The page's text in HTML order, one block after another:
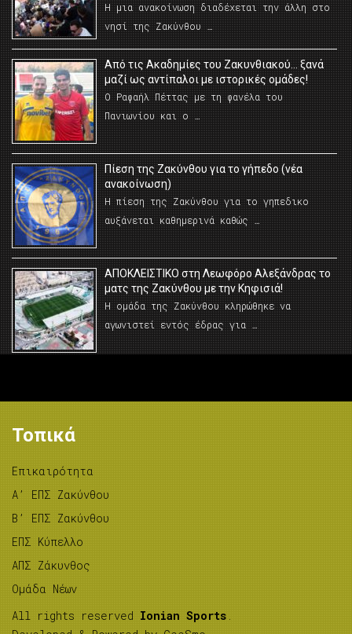
Η μια ανακοίνωση διαδέχεται την άλλη στο
νησί της Ζακύνθου …
Από τις Ακαδημίες του Ζακυνθιακού… ξανά
μαζί ως αντίπαλοι με ιστορικές ομάδες!
Ο Ραφαήλ Πέττας με τη φανέλα του
Πανιωνίου και ο …
Πίεση της Ζακύνθου για το γήπεδο (νέα
ανακοίνωση)
Η πίεση της Ζακύνθου για το γηπεδικο
αυξάνεται καθημερινά καθώς …
AΠΟΚΛΕΙΣΤΙΚΟ στη Λεωφόρο Αλεξάνδρας το
ματς της Ζακύνθου με την Κηφισιά!
Η ομάδα της Ζακύνθου κληρώθηκε να
αγωνιστεί εντός έδρας για …
Τοπικά
Επικαιρότητα
A’ ΕΠΣ Ζακύνθου
B’ ΕΠΣ Ζακύνθου
ΕΠΣ Κύπελλο
ΑΠΣ Ζάκυνθος
Ομάδα Νέων
All rights reserved Ionian Sports .